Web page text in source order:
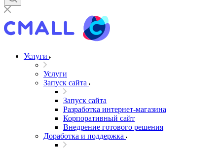
Услуги
Услуги
Запуск сайта
Запуск сайта
Разработка интернет-магазина
Корпоративный сайт
Внедрение готового решения
Доработка и поддержка